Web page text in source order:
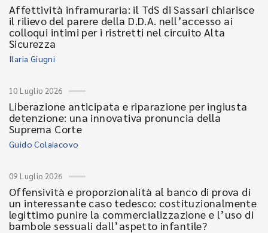
Affettività inframuraria: il TdS di Sassari chiarisce
il rilievo del parere della D.D.A. nell’accesso ai
colloqui intimi per i ristretti nel circuito Alta
Sicurezza
Ilaria Giugni
10 Luglio 2026
Liberazione anticipata e riparazione per ingiusta
detenzione: una innovativa pronuncia della
Suprema Corte
Guido Colaiacovo
09 Luglio 2026
Offensività e proporzionalità al banco di prova di
un interessante caso tedesco: costituzionalmente
legittimo punire la commercializzazione e l’uso di
bambole sessuali dall’aspetto infantile?